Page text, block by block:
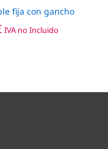
fija con gancho
IVA no Incluido